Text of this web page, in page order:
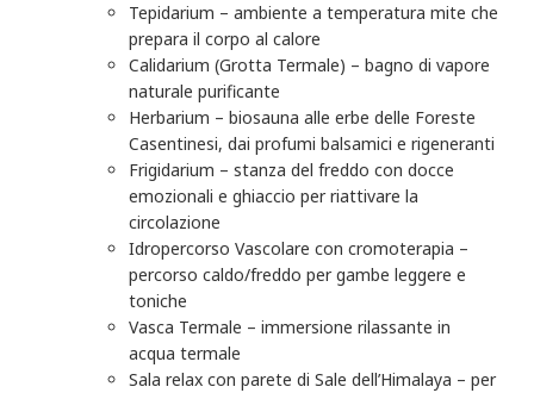
Tepidarium – ambiente a temperatura mite che
prepara il corpo al calore
Calidarium (Grotta Termale) – bagno di vapore
naturale purificante
Herbarium – biosauna alle erbe delle Foreste
Casentinesi, dai profumi balsamici e rigeneranti
Frigidarium – stanza del freddo con docce
emozionali e ghiaccio per riattivare la
circolazione
Idropercorso Vascolare con cromoterapia –
percorso caldo/freddo per gambe leggere e
toniche
Vasca Termale – immersione rilassante in
acqua termale
Sala relax con parete di Sale dell’Himalaya – per